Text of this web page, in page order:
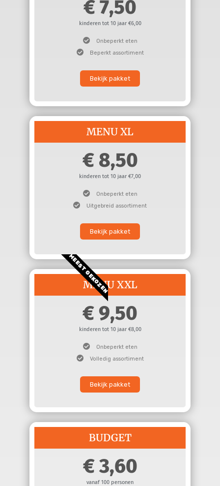
7,50
kinderen tot 10 jaar €6,00
Onbeperkt eten
Beperkt assortiment
Bekijk pakket
MENU XL
8,50
kinderen tot 10 jaar €7,00
Onbeperkt eten
Uitgebreid assortiment
Bekijk pakket
MEEST GEKOZEN
MENU XXL
9,50
kinderen tot 10 jaar €8,00
Onbeperkt eten
Volledig assortiment
Bekijk pakket
BUDGET
3,60
vanaf 100 personen